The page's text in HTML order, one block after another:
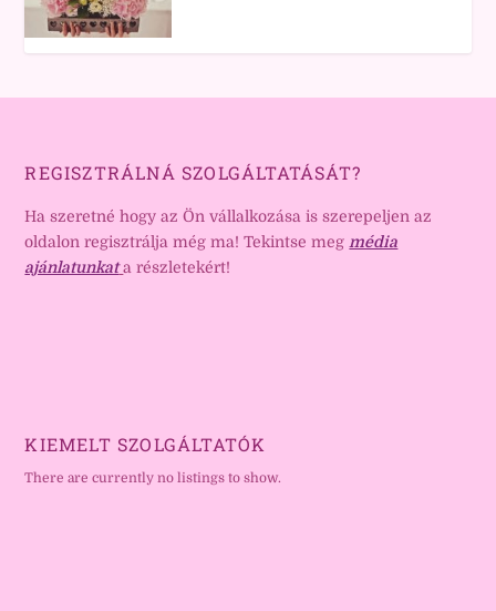
REGISZTRÁLNÁ SZOLGÁLTATÁSÁT?
Ha szeretné hogy az Ön vállalkozása is szerepeljen az
oldalon regisztrálja még ma! Tekintse meg média
ajánlatunkat a részletekért!
KIEMELT SZOLGÁLTATÓK
There are currently no listings to show.